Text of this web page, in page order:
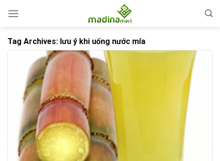
Tag Archives: lưu ý khi uống nước mía